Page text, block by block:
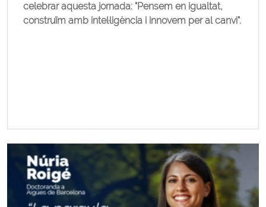
celebrar aquesta jornada: "Pensem en igualtat,
construïm amb intel·ligència i innovem per al canvi".